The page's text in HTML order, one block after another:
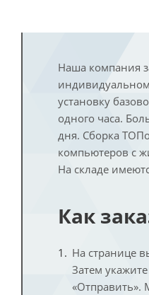
Наша компания
установку
одного часа.
дня. Сборка
компьютеров с
На складе
Как
На странице
Затем
«Отправить».